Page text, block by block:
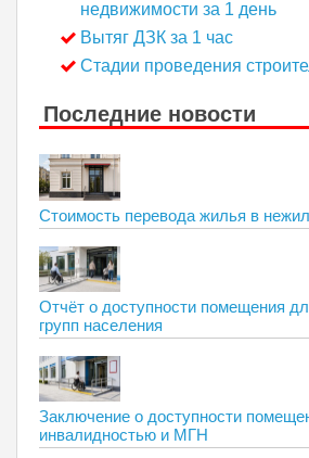
недвижимости за 1 день
Вытяг ДЗК за 1 час
Стадии проведения
Последние новости
Стоимость перевода жилья в
Отчёт о доступности помещения
групп населения
Заключение о доступности
инвалидностью и МГН